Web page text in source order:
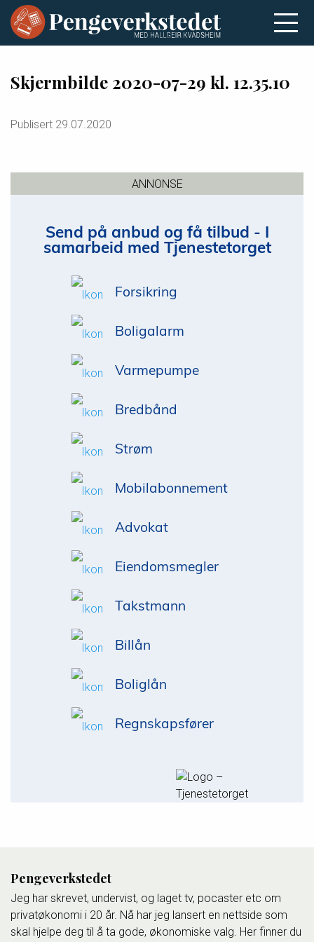
Skjermbilde 2020-07-29 kl. 12.35.10
Publisert 29.07.2020
ANNONSE
Send på anbud og få tilbud - I
samarbeid med Tjenestetorget
Forsikring
Boligalarm
Varmepumpe
Bredbånd
Strøm
Mobilabonnement
Advokat
Eiendomsmegler
Takstmann
Billån
Boliglån
Regnskapsfører
Pengeverkstedet
Jeg har skrevet, undervist, og laget tv, pocaster etc om
privatøkonomi i 20 år. Nå har jeg lansert en nettside som
skal hjelpe deg til å ta gode, økonomiske valg. Her finner du